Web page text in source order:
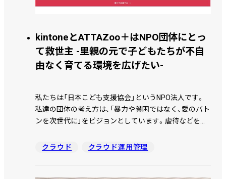
kintoneとATTAZoo＋はNPO団体にとっ
て救世主 -里親の元で子どもたちが不自
由なく育てる環境を広げたい-
私たちは「日本こども支援協会」というNPO法人です。
私達の団体の考え方は、「暴力や貧困ではなく、愛のバト
ンを次世代に」をビジョンとしています。虐待などを背
こを支援するのが里親の方々なのですが、実態として苦
里親に必要な支援を提供している日本で唯一の里親支
クラウド クラウド運用管理